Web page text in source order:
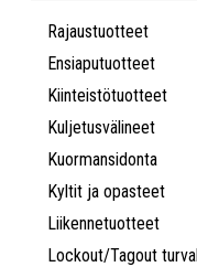
Rajaustuotteet
Ensiaputuotteet
Kiinteistötuotteet
Kuljetusvälineet
Kuormansidonta
Kyltit ja opasteet
Liikennetuotteet
Lockout/Tagout